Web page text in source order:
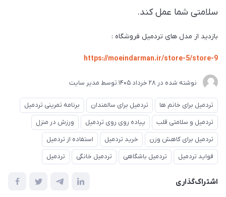
سلامتی شما عمل کند.
بازدید از مدل های تردمیل فروشگاه :
https://moeindarman.ir/store-5/store-9
نوشته شده در 28 خرداد 1405 توسط مدیر سایت
تردمیل برای خانم ها تردمیل برای سالمندان
برنامه تمرینی تردمیل
تردمیل و سلامتی قلب
پیاده روی روی تردمیل
ورزش در منزل
تردمیل برای کاهش وزن
خرید تردمیل
استفاده از تردمیل
فواید تردمیل
تردمیل باشگاهی تردمیل خانگی تردمیل
اشتراک‌گذاری